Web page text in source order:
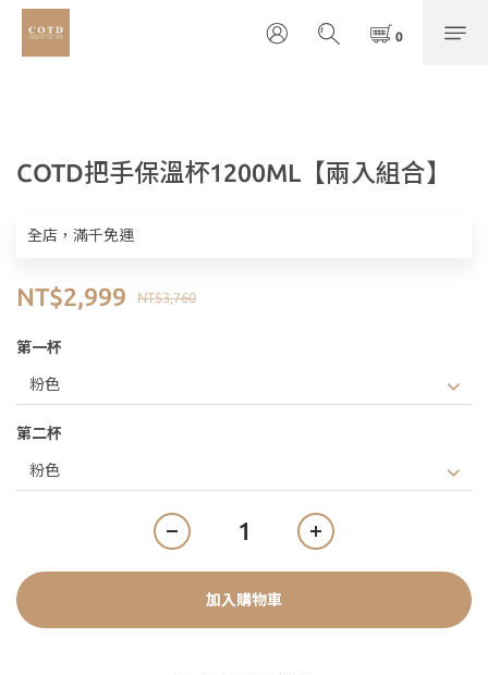
COTD把手保溫杯1200ML【兩入組合】
全店，滿千免運
NT$3,760
NT$2,999
第一杯
第二杯
加入購物車